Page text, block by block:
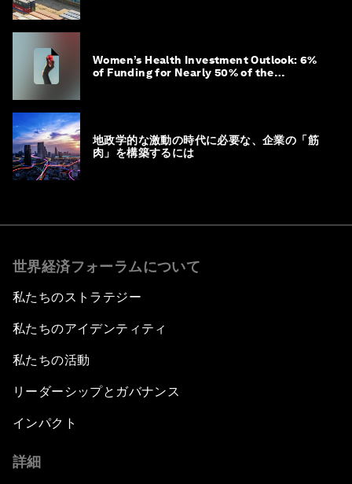
Women’s Health Investment Outlook: 6%
of Funding for Nearly 50% of the
地政学的な激動の時代に必要な、企業の「筋
肉」を構築するには
世界経済フォーラムについて
私たちのストラテジー
私たちのアイデンティティ
私たちの活動
リーダーシップとガバナンス
インパクト
詳細